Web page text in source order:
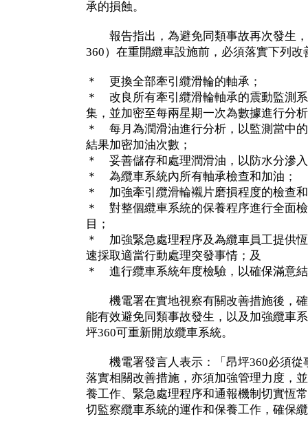
承的損蝕。
報告指出，為避免同類事故再次發生，
360）在重開纜車設施前，必須落實下列改
＊ 更換全部牽引纜滑輪的軸承；
＊ 改良所有牽引纜滑輪軸承的震動監測
集，並加密至每兩星期一次為數據進行分
＊ 每月為潤滑油進行分析，以監測當中
結果加密加油次數；
＊ 妥善儲存和處理潤滑油，以防水分滲
＊ 為纜車系統內所有軸承檢查和加油；
＊ 加強牽引纜滑輪襯片磨損程度的檢查
＊ 對整個纜車系統的保養程序進行全面
目；
＊ 加強緊急處理程序及為纜車員工提供
速採取適當行動處理突發事情；及
＊ 進行纜車系統年度檢驗，以確保滿意
機電署在實地視察有關改善措施後，確
能有效避免同類事故發生，以及加強纜車
坪360可重新開放纜車系統。
機電署發言人表示：「昂坪360必須從
落實相關改善措施，亦須加強管理力度，
養工作、緊急處理程序和通報機制切實恆
切監察纜車系統的運作和保養工作，確保